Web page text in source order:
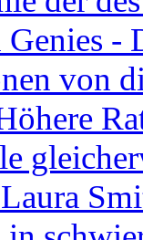
-
von